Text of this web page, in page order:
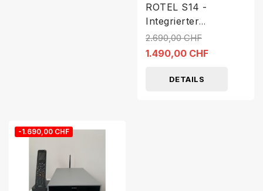
ROTEL S14 -
Integrierter
Streaming-
Verstärker
2.690,00 CHF
1.490,00 CHF
DETAILS
-1.690,00 CHF